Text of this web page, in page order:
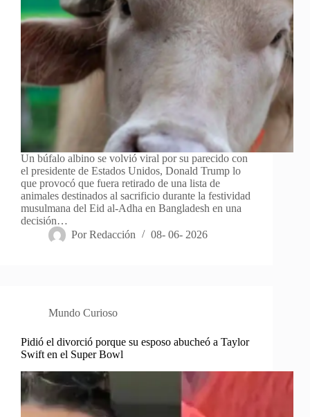
Un búfalo albino se volvió viral por su parecido con
el presidente de Estados Unidos, Donald Trump lo
que provocó que fuera retirado de una lista de
animales destinados al sacrificio durante la festividad
musulmana del Eid al-Adha en Bangladesh en una
decisión…
Por Redacción 08- 06- 2026
Mundo Curioso
Pidió el divorció porque su esposo abucheó a Taylor
Swift en el Super Bowl